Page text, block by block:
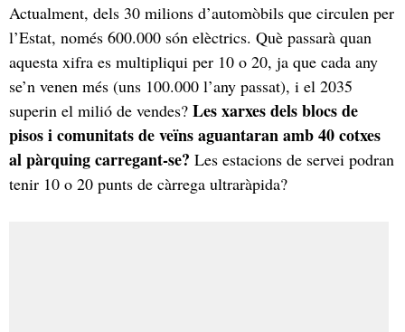
Actualment, dels 30 milions d’automòbils que circulen per
l’Estat, només 600.000 són elèctrics. Què passarà quan
aquesta xifra es multipliqui per 10 o 20, ja que cada any
se’n venen més (uns 100.000 l’any passat), i el 2035
superin el milió de vendes? Les xarxes dels blocs de
pisos i comunitats de veïns aguantaran amb 40 cotxes
al pàrquing carregant-se? Les estacions de servei podran
tenir 10 o 20 punts de càrrega ultraràpida?